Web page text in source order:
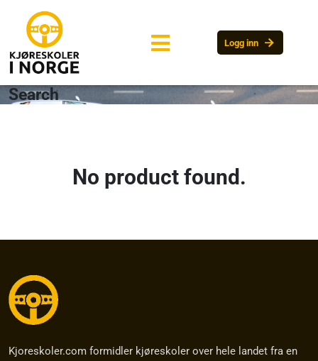
Logg inn arrow_forward
Search
No product found.
Kjoreskoler.com formidler kjøreskoler over hele landet fra en